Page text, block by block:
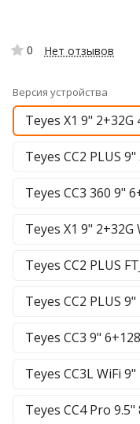
0 Нет отзывов
Версия устройства
Teyes X1 9" 2+32G
Teyes CC2 PLUS 9"
Teyes CC3 360 9"
Teyes X1 9" 2+32G
Teyes CC2 PLUS
Teyes CC2 PLUS 9"
Teyes CC3 9"
Teyes CC3L WiFi
Teyes CC4 Pro 9.5"